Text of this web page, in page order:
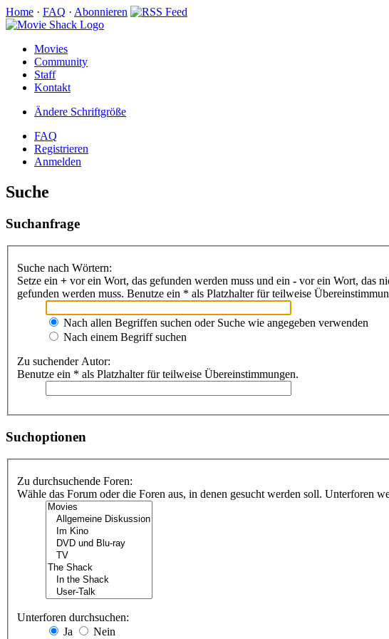
Home · FAQ · Abonnieren
Movies
Community
Staff
Kontakt
Ändere Schriftgröße
FAQ
Registrieren
Anmelden
Suche
Suchanfrage
Suche nach Wörtern:
Setze ein + vor ein Wort, das gefunden werden muss und ein - vor ein Wort, das
gefunden werden muss. Benutze ein * als Platzhalter für teilweise
Nach allen Begriffen suchen oder Suche wie angegeben verwenden
Nach einem Begriff suchen
Zu suchender Autor:
Benutze ein * als Platzhalter für teilweise Übereinstimmungen.
Suchoptionen
Zu durchsuchende Foren:
Wähle das Forum oder die Foren aus, in denen gesucht werden soll. Unterforen
Unterforen durchsuchen:
Ja
Nein